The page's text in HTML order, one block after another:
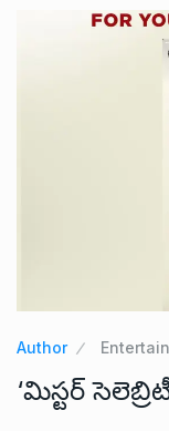
Author
‘మిస్టర్